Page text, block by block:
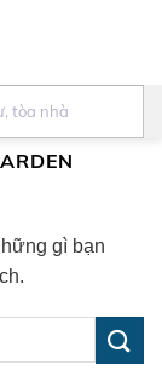
gì bạn